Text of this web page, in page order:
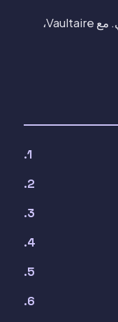
افتح خزنتك وتأكد من وجود الملفات حيث تتوقعها، وتحقق من كيفية عمل الاسترداد على جهازك التالي. مع Vaultaire،